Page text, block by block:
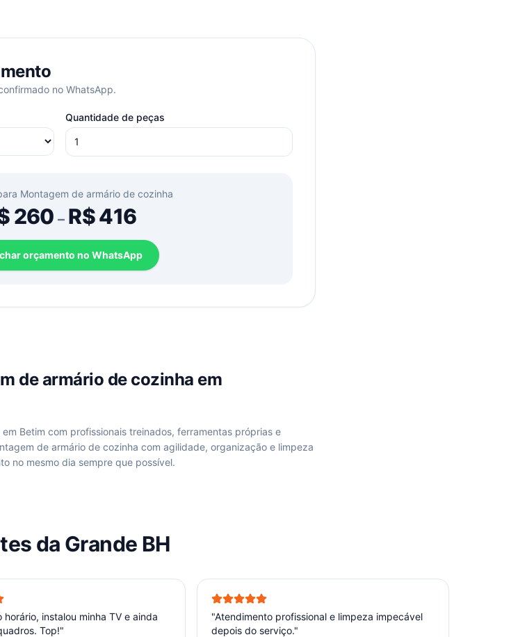
no WhatsApp.
Quantidade de peças
Montagem de armário de cozinha
260 –R$416
orçamento no WhatsApp
de armário de cozinha em
Betim com profissionais treinados, ferramentas próprias e
de armário de cozinha com agilidade, organização e limpeza
no mesmo dia sempre que possível.
da Grande BH
horário, instalou minha TV e ainda
Top!"
"Atendimento profissional e limpeza impecável
depois do serviço."